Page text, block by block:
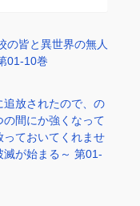
の皆と異世界の無人
01-10巻
放されたので、の
間にか強くなって
っておいてくれませ
滅が始まる～ 第01-